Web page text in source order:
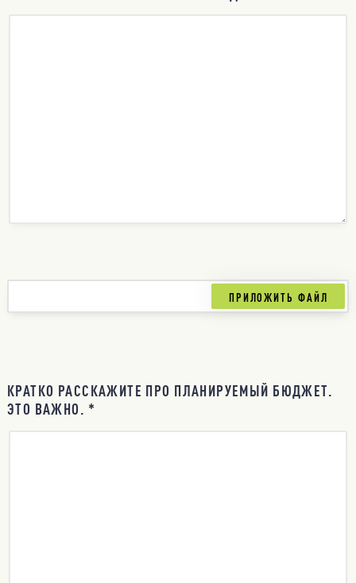
КРАТКО РАССКАЖИТЕ ПРО ПЛАНИРУЕМЫЙ БЮДЖЕТ.
ЭТО ВАЖНО. *